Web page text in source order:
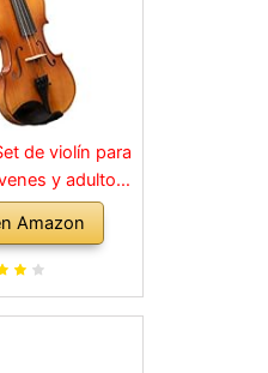
de violín para
y adultos,
arco, colofonia,
soporte
abeto
Amazon